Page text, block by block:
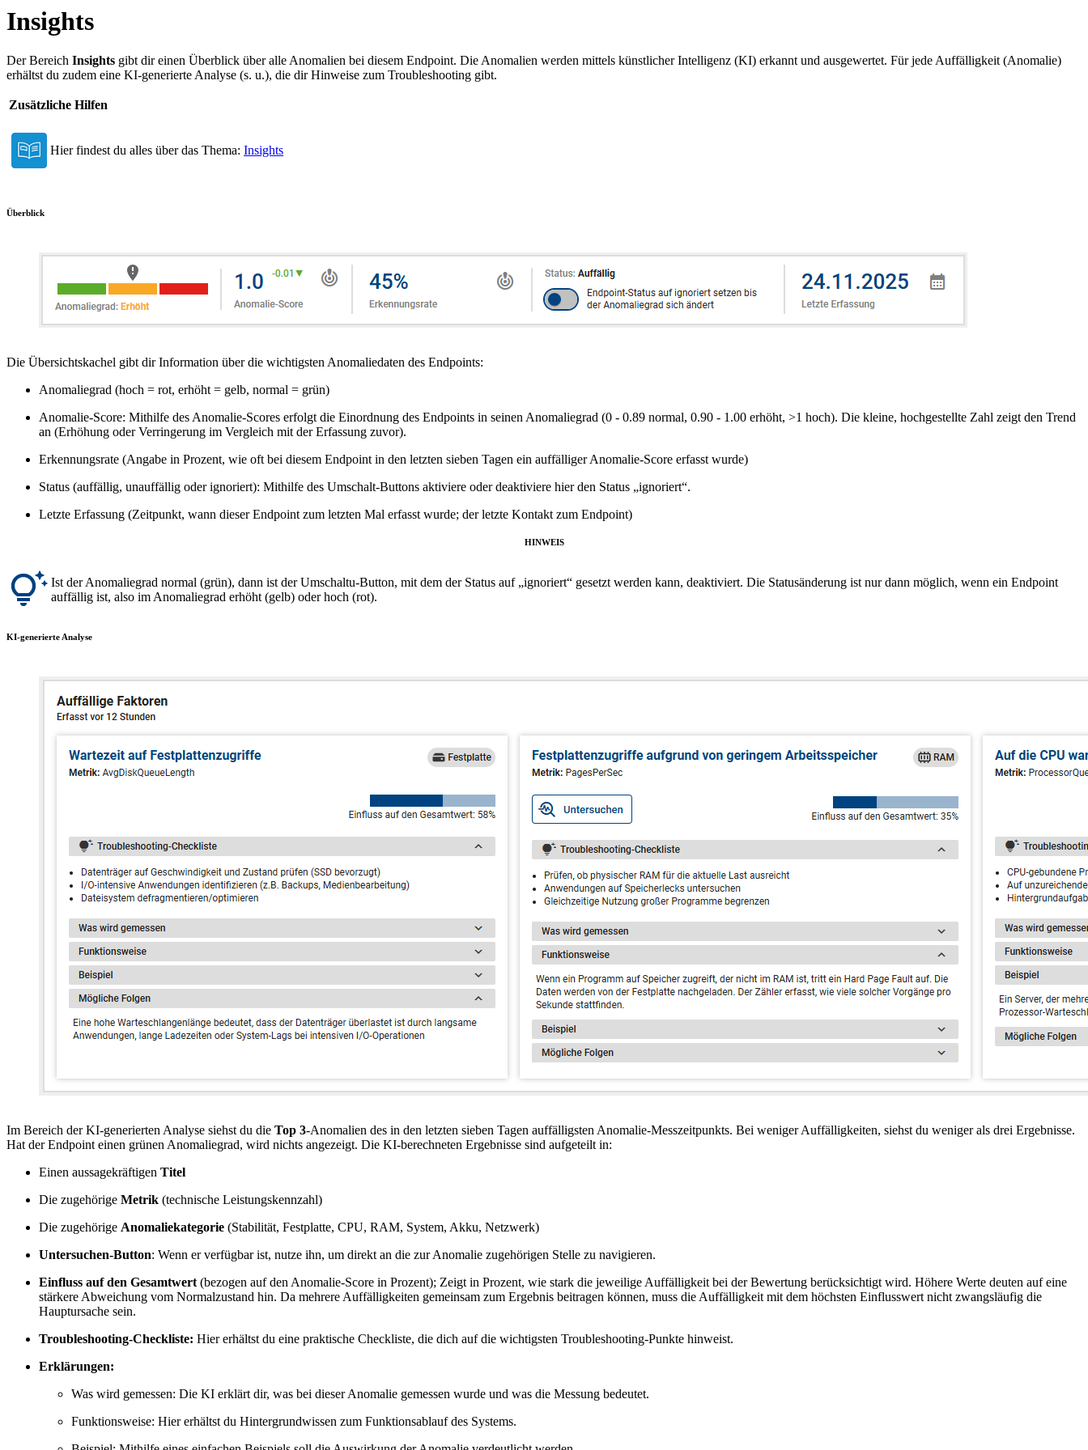
Insights
Der Bereich Insights gibt dir einen Überblick über alle Anomalien bei diesem Endpoint. Die Anomalien werden mittels künstlicher Intelligenz (KI) erkannt und ausgewertet. Für jede Auffälligkeit (Anomalie)
erhältst du zudem eine KI-generierte Analyse (s. u.), die dir Hinweise zum Troubleshooting gibt.
Zusätzliche Hilfen
Hier findest du alles über das Thema: Insights
Überblick
Die Übersichtskachel gibt dir Information über die wichtigsten Anomaliedaten des Endpoints:
Anomaliegrad (hoch = rot, erhöht = gelb, normal = grün)
Anomalie-Score: Mithilfe des Anomalie-Scores erfolgt die Einordnung des Endpoints in seinen Anomaliegrad (0 - 0.89 normal, 0.90 - 1.00 erhöht, >1 hoch). Die kleine, hochgestellte Zahl zeigt den Trend
an (Erhöhung oder Verringerung im Vergleich mit der Erfassung zuvor).
Erkennungsrate (Angabe in Prozent, wie oft bei diesem Endpoint in den letzten sieben Tagen ein auffälliger Anomalie-Score erfasst wurde)
Status (auffällig, unauffällig oder ignoriert): Mithilfe des Umschalt-Buttons aktiviere oder deaktiviere hier den Status „ignoriert“.
Letzte Erfassung (Zeitpunkt, wann dieser Endpoint zum letzten Mal erfasst wurde; der letzte Kontakt zum Endpoint)
HINWEIS
Ist der Anomaliegrad normal (grün), dann ist der Umschaltu-Button, mit dem der Status auf „ignoriert“ gesetzt werden kann, deaktiviert. Die Statusänderung ist nur dann möglich, wenn ein Endpoint
auffällig ist, also im Anomaliegrad erhöht (gelb) oder hoch (rot).
KI-generierte Analyse
Im Bereich der KI-generierten Analyse siehst du die Top 3-Anomalien des in den letzten sieben Tagen auffälligsten Anomalie-Messzeitpunkts. Bei weniger Auffälligkeiten, siehst du weniger als drei Ergebnisse.
Hat der Endpoint einen grünen Anomaliegrad, wird nichts angezeigt. Die KI-berechneten Ergebnisse sind aufgeteilt in:
Einen aussagekräftigen Titel
Die zugehörige Metrik (technische Leistungskennzahl)
Die zugehörige Anomaliekategorie (Stabilität, Festplatte, CPU, RAM, System, Akku, Netzwerk)
Untersuchen-Button: Wenn er verfügbar ist, nutze ihn, um direkt an die zur Anomalie zugehörigen Stelle zu navigieren.
Einfluss auf den Gesamtwert (bezogen auf den Anomalie-Score in Prozent); Zeigt in Prozent, wie stark die jeweilige Auffälligkeit bei der Bewertung berücksichtigt wird. Höhere Werte deuten auf eine
stärkere Abweichung vom Normalzustand hin. Da mehrere Auffälligkeiten gemeinsam zum Ergebnis beitragen können, muss die Auffälligkeit mit dem höchsten Einflusswert nicht zwangsläufig die
Hauptursache sein.
Troubleshooting-Checkliste: Hier erhältst du eine praktische Checkliste, die dich auf die wichtigsten Troubleshooting-Punkte hinweist.
Erklärungen:
Was wird gemessen: Die KI erklärt dir, was bei dieser Anomalie gemessen wurde und was die Messung bedeutet.
Funktionsweise: Hier erhältst du Hintergrundwissen zum Funktionsablauf des Systems.